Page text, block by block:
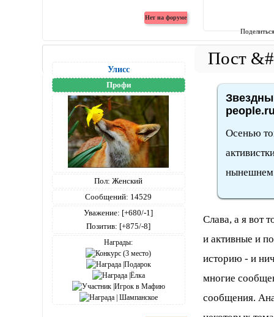
Улисс
Профи
Пол: Женский
Сообщений: 14529
Уважение: [+680/-1]
Позитив: [+875/-8]
Награды:
Осенью
нынешнем
Слава, а я вот
и активные и
историю - и
многие
сообщения.